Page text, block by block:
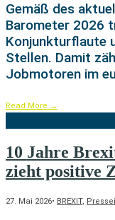
Gemäß des
Barometer 2026
Konjunkturflaute
Stellen. Damit
Jobmotoren im
Read More →
10 Jahre
zieht positive
27. Mai 2026• BREXIT,